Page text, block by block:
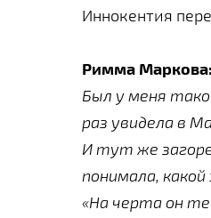
Иннокентия
Римма Маркова:
Был у меня
раз увидела в
И тут же
понимала,
«На черта он